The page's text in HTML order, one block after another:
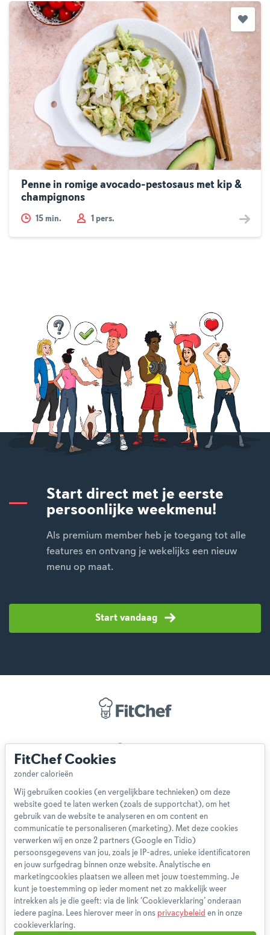
Penne in romige avocado-pestosaus met kip &
champignons
15 min. 1 pers.
Start direct met je eerste
persoonlijke weekmenu!
Als premium member heb je toegang tot alle
features en ontvang je wekelijks een nieuw
menu op maat.
Start vandaag
Over ons
Blog
Disclaimer
Gebruikersvoorwaarden
Methodologie
Privacybeleid
Cookieverklaring
Betaalmethoden
Klachtenprocedure
Bestelling herroepen
FitChef Cookies
Wij gebruiken cookies (en vergelijkbare technieken) om deze
website goed te laten werken (zoals de supportchat), om het
gebruik van de website te analyseren en om content en
communicatie te personaliseren (marketing). Met deze cookies
verwerken wij en onze 2 partners (Google en Tidio)
persoonsgegevens van jou, zoals je IP-adres, unieke identificatoren
en jouw surfgedrag binnen onze website. Analytische en
marketingcookies plaatsen we alleen met jouw toestemming. Je
kunt je toestemming op ieder moment net zo makkelijk weer
intrekken als je die geeft: via de link ‘Cookieverklaring’ onderaan
iedere pagina. Lees hierover meer in ons privacybeleid en in onze
cookieverklaring.